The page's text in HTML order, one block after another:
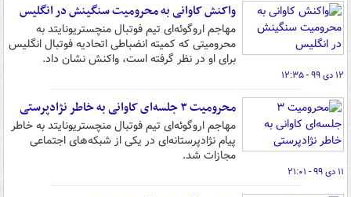
واکنش کاوانی به محرومیت سنگینش در انگلیس
مهاجم اروگوئه‌ای تیم فوتبال منچستریونایتد به
محرومیتی که کمیته انضباطی اتحادیه فوتبال انگلیس
برای او در نظر گرفته است، واکنش نشان داد.
۱۲ دی ۹۹ - ۱۲:۳۵
محرومیت ۳ جلسه‌ای کاوانی به خاطر نژادپرستی
مهاجم اروگوئه‌ای تیم فوتبال منچستریونایتد به خاطر
پیام نژادپرستانه‌ای در یکی از شبکه‌های اجتماعی
مجازات شد.
۱۱ دی ۹۹ - ۲۱:۰۱